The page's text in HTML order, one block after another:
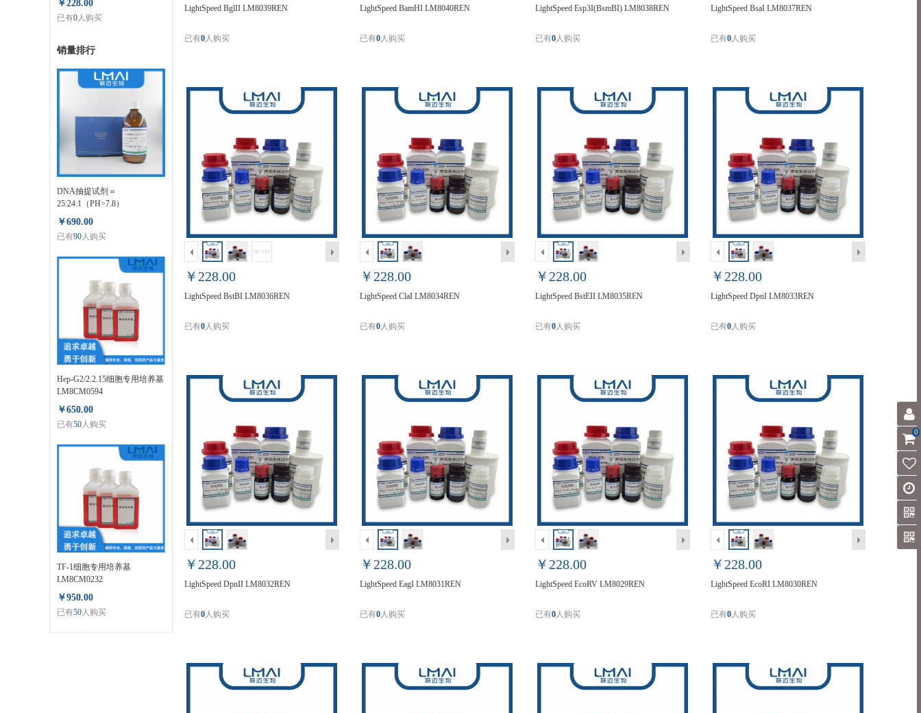
￥228.00
已有0人购买
销量排行
DNA抽提试剂＝
25:24:1（PH>7.8）
LM80124ER
￥690.00
已有90人购买
Hep-G2/2.2.15细胞专用培养基
LM8CM0594
￥650.00
已有50人购买
TF-1细胞专用培养基
LM8CM0232
￥950.00
已有50人购买
LightSpeed BglII LM8039REN
已有0人购买
LightSpeed BamHI LM8040REN
已有0人购买
LightSpeed Esp3I(BsmBI) LM8038REN
已有0人购买
LightSpeed BsaI LM8037REN
已有0人购买
￥228.00
LightSpeed BstBI LM8036REN
已有0人购买
￥228.00
LightSpeed ClaI LM8034REN
已有0人购买
￥228.00
LightSpeed BstEII LM8035REN
已有0人购买
￥228.00
LightSpeed DpnI LM8033REN
已有0人购买
￥228.00
LightSpeed DpnII LM8032REN
已有0人购买
￥228.00
LightSpeed EagI LM8031REN
已有0人购买
￥228.00
LightSpeed EcoRV LM8029REN
已有0人购买
￥228.00
LightSpeed EcoRI LM8030REN
已有0人购买
0